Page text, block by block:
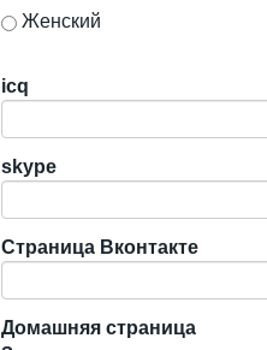
Женский
icq
skype
Страница Вконтакте
Домашняя страница